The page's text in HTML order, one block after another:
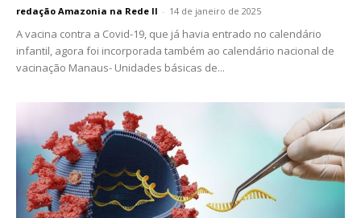
redação Amazonia na Rede II - 14 de janeiro de 2025
A vacina contra a Covid-19, que já havia entrado no calendário
infantil, agora foi incorporada também ao calendário nacional de
vacinação Manaus- Unidades básicas de...